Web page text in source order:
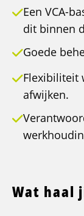
Een VCA-
dit binnen
Goede
Flexibiliteit
afwijken.
Wat haal